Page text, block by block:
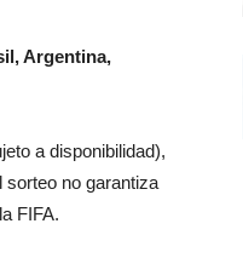
Argentina,
a disponibilidad),
sorteo no garantiza
FIFA.